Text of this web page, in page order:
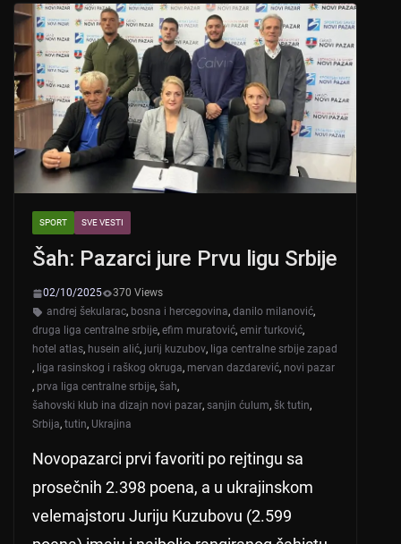
A
p
p
b
o
o
k
SPORT SVE VESTI
Šah: Pazarci jure Prvu ligu Srbije
02/10/2025
370 Views
andrej šekularac, bosna i hercegovina, danilo milanović,
druga liga centralne srbije, efim muratović, emir turković,
hotel atlas, husein alić, jurij kuzubov, liga centralne srbije zapad
, liga rasinskog i raškog okruga, mervan dazdarević, novi pazar
, prva liga centralne srbije, šah,
šahovski klub ina dizajn novi pazar, sanjin ćulum, šk tutin,
Srbija, tutin, Ukrajina
Novopazarci prvi favoriti po rejtingu sa
prosečnih 2.398 poena, a u ukrajinskom
velemajstoru Juriju Kuzubovu (2.599